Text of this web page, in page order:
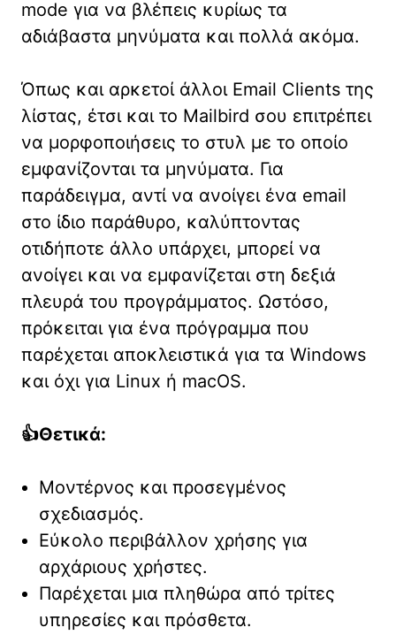
mode για να βλέπεις κυρίως τα
αδιάβαστα μηνύματα και πολλά ακόμα.
Όπως και αρκετοί άλλοι Email Clients της
λίστας, έτσι και το Mailbird σου επιτρέπει
να μορφοποιήσεις το στυλ με το οποίο
εμφανίζονται τα μηνύματα. Για
παράδειγμα, αντί να ανοίγει ένα email
στο ίδιο παράθυρο, καλύπτοντας
οτιδήποτε άλλο υπάρχει, μπορεί να
ανοίγει και να εμφανίζεται στη δεξιά
πλευρά του προγράμματος. Ωστόσο,
πρόκειται για ένα πρόγραμμα που
παρέχεται αποκλειστικά για τα Windows
και όχι για Linux ή macOS.
👍Θετικά:
Μοντέρνος και προσεγμένος
σχεδιασμός.
Εύκολο περιβάλλον χρήσης για
αρχάριους χρήστες.
Παρέχεται μια πληθώρα από τρίτες
υπηρεσίες και πρόσθετα.